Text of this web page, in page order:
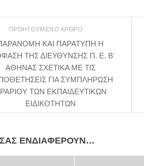
ΠΡΟΗΓΟΎΜΕΝΟ ΆΡΘΡΟ
ΚΑΙ ΠΑΡΑΤΥΠΗ Η
ΤΗΣ ΔΙΕΥΘΥΝΣΗΣ Π. Ε. Β΄
ΑΘΗΝΑΣ ΣΧΕΤΙΚΑ ΜΕ ΤΙΣ
ΓΙΑ ΣΥΜΠΛΗΡΩΣΗ
ΤΩΝ ΕΚΠΑΙΔΕΥΤΙΚΩΝ
ΕΙΔΙΚΟΤΗΤΩΝ
ΣΑΣ ΕΝΔΙΑΦΈΡΟΥΝ…